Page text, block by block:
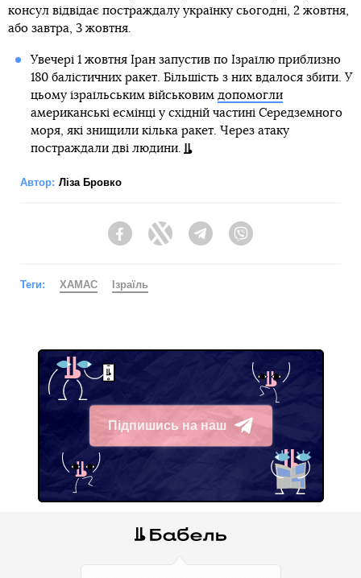
консул відвідає постраждалу українку сьогодні, 2 жовтня,
або завтра, 3 жовтня.
Увечері 1 жовтня Іран запустив по Ізраїлю приблизно
180 балістичних ракет. Більшість з них вдалося збити. У
цьому ізраїльським військовим допомогли
американські есмінці у східній частині Середземного
моря, які знищили кілька ракет. Через атаку
постраждали дві людини.
Автор: Ліза Бровко
FacebookTwitter Telegram
Теги: ХАМАС Ізраїль
Підпишись на наш
Telegram